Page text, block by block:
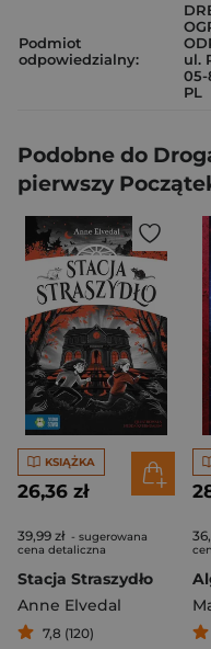
Podmiot
odpowiedzialny:
ul.
05-
PL
Podobne do
pierwszy
KSIĄŻKA
26,36 zł
39,99 zł - sugerowana
cena detaliczna
Stacja Straszydło
Anne Elvedal
7,8 (120)